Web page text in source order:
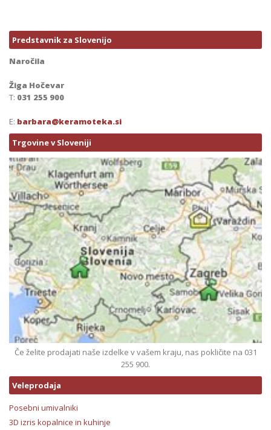
Predstavnik za Slovenijo
Naročila
Žiga Hočevar
T: 031 255 900
E: barbara@keramoteka.si
Trgovine v Sloveniji
Če želite prodajati naše izdelke v vašem kraju, nas pokličite na 031
255 900.
Veleprodaja
Posebni umivalniki
3D izris kopalnice in kuhinje